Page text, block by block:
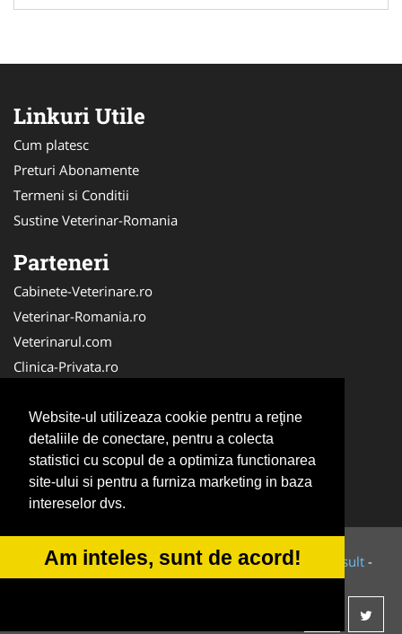
Website-ul utilizeaza cookie pentru a reţine
detaliile de conectare, pentru a colecta
statistici cu scopul de a optimiza functionarea
site-ului si pentru a furniza marketing in baza
intereselor dvs.
Am inteles, sunt de acord!
Linkuri Utile
Cum platesc
Preturi Abonamente
Termeni si Conditii
Sustine Veterinar-Romania
Parteneri
Cabinete-Veterinare.ro
Veterinar-Romania.ro
Veterinarul.com
Clinica-Privata.ro
SalonFrizerieCanina.com
Dresaj-Caine.ro
DresajCaine.ro
NonStopDeschis.ro
© 2014-2026 Powered byVilonMedia&Tokaido Consult -
ANPC SOL